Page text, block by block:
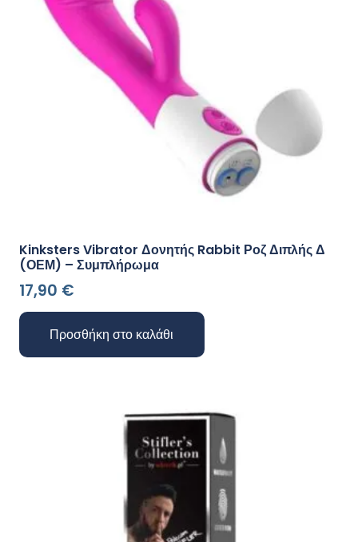
Kinksters Vibrator Δονητής Rabbit Ροζ Διπλής Δ
(ΟΕΜ) – Συμπλήρωμα
17,90 €
Προσθήκη στο καλάθι